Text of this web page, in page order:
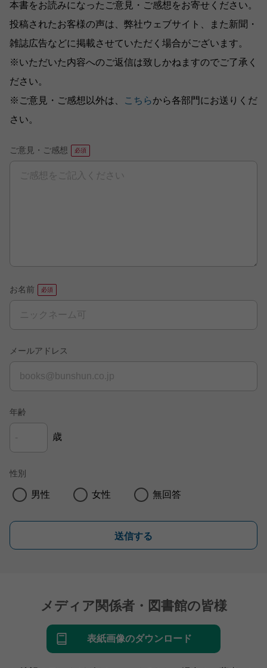
本書をお読みになったご意見・ご感想をお寄せください。
投稿されたお客様の声は、弊社ウェブサイト、また新聞・
雑誌広告などに掲載させていただく場合がございます。
※いただいた内容へのご返信は致しかねますのでご了承く
ださい。
※ご意見・ご感想以外は、
こちらから各部門にお送りくだ
さい。
ご意見・ご感想
お名前
メールアドレス
年齢
歳
性別
男性 女性 無回答
送信する
メディア関係者・図書館の皆様
表紙画像のダウンロード